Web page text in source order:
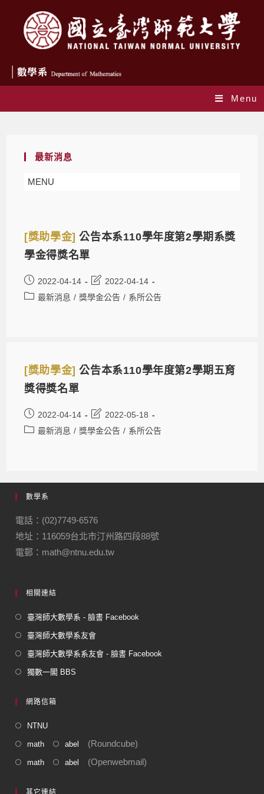
Menu
最新消息
MENU
[獎助學金]公告本系110學年度第2學期系獎
學金得獎名單
2022-04-14
2022-04-14
最新消息 / 獎學金公告 / 系所公告
[獎助學金]公告本系110學年度第2學期五育
獎得獎名單
2022-04-14
2022-05-18
最新消息 / 獎學金公告 / 系所公告
數學系
電話：(02)7749-6576
地址：116059台北市汀州路四段88號
電郵：math@ntnu.edu.tw
相關連結
臺灣師大數學系 - 臉書 Facebook
臺灣師大數學系友會
臺灣師大數學系系友會 - 臉書 Facebook
獨數一閣 BBS
網路信箱
NTNU
math abel (Roundcube)
math abel (Openwebmail)
其它連結